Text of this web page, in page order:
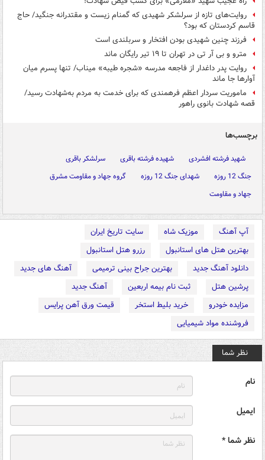
روایت‌های تازه از سرلشکر شهیدی که گمنام زیست و مقتدرانه جنگید/ حاج
قاسم کردستان که بود؟
فرزند چنین شهیدی بودن افتخار و سربلندی است
مترو و بی آر تی در تهران تا ۱۹ تیر رایگان ماند
روایت پدر داغدار از فاجعه مدرسه «شجره طیبه» میناب/ تنها پسرم میان
آوارها جا ماند
ماموریت سردار اعظم فرهمندی که برای خدمت به مردم به‌شهادت رسید/
قصه شهادت بانوی راهور
برچسب‌ها
شهید فرشته افشردی شهیده فرشته باقری
سرلشکر باقری
جنگ 12 روزه
شهدای جنگ 12 روزه
گروه جهاد و مقاومت مشرق
جهاد و مقاومت
آپ آهنگ موزیک شاه
سایت تاریخ ایران
بهترین هتل های استانبول
رزرو هتل استانبول
دانلود آهنگ جدید
بهترین جراح بینی ترمیمی
آهنگ های جدید
پرشین هتل
ثبت نام بیمه اربعین
آهنگ جدید
مزایده خودرو
خرید بلیط استخر
قیمت ورق آهن پرایس
فروشنده مواد شیمیایی
نظر شما
نام
ایمیل
نظر شما *